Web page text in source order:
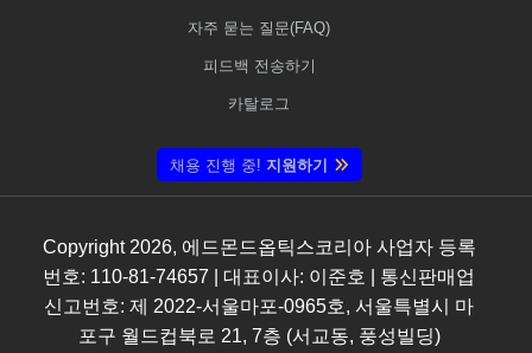
자주 묻는 질문(FAQ)
피드백 전송하기
카탈로그
채용 진행 중! 지원하기
Copyright 2026, 에드몬드옵틱스코리아 사업자 등록
번호: 110-81-74657 | 대표이사: 이준호 | 통신판매업
신고번호: 제 2022-서울마포-0965호, 서울특별시 마
포구 월드컵북로 21, 7층 (서교동, 풍성빌딩)